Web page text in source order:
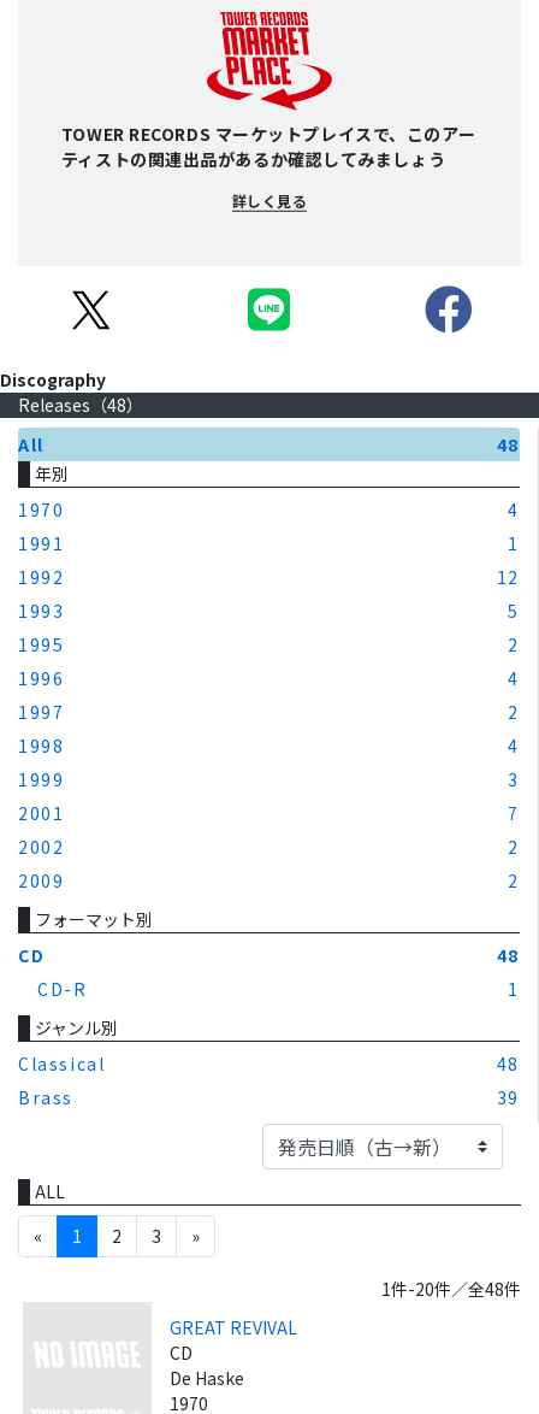
TOWER RECORDS マーケットプレイスで、このアー
ティストの関連出品があるか確認してみましょう
詳しく見る
Discography
Releases（48）
All
48
年別
1970
4
1991
1
1992
12
1993
5
1995
2
1996
4
1997
2
1998
4
1999
3
2001
7
2002
2
2009
2
フォーマット別
CD
48
CD-R
1
ジャンル別
Classical
48
Brass
39
ALL
«
1 2 3 »
1件-20件／全48件
GREAT REVIVAL
CD
De Haske
1970